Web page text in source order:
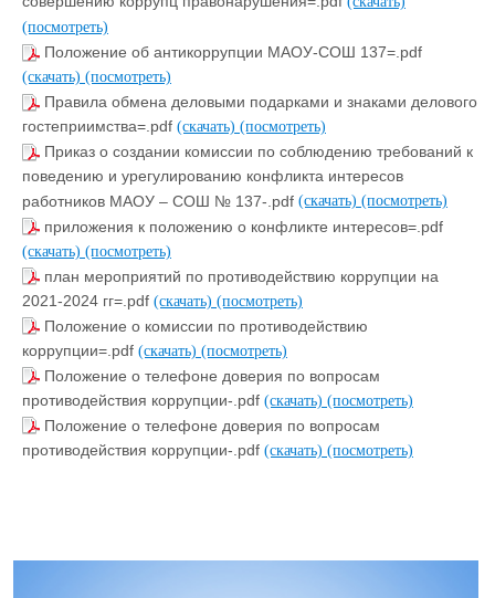
(посмотреть)
Положение об антикоррупции МАОУ-СОШ 137=.pdf
(скачать) (посмотреть)
Правила обмена деловыми подарками и знаками делового
гостеприимства=.pdf (скачать) (посмотреть)
Приказ о создании комиссии по соблюдению требований к
поведению и урегулированию конфликта интересов
работников МАОУ – СОШ № 137-.pdf (скачать) (посмотреть)
приложения к положению о конфликте интересов=.pdf
(скачать) (посмотреть)
план мероприятий по противодействию коррупции на
2021-2024 гг=.pdf (скачать) (посмотреть)
Положение о комиссии по противодействию
коррупции=.pdf (скачать) (посмотреть)
Положение о телефоне доверия по вопросам
противодействия коррупции-.pdf (скачать) (посмотреть)
Положение о телефоне доверия по вопросам
противодействия коррупции-.pdf (скачать) (посмотреть)